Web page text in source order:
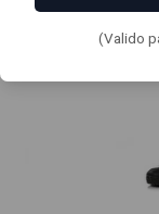
(Valido